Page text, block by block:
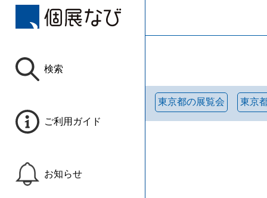
検索
ご利用ガイド
お知らせ
東京都の展覧会 東京